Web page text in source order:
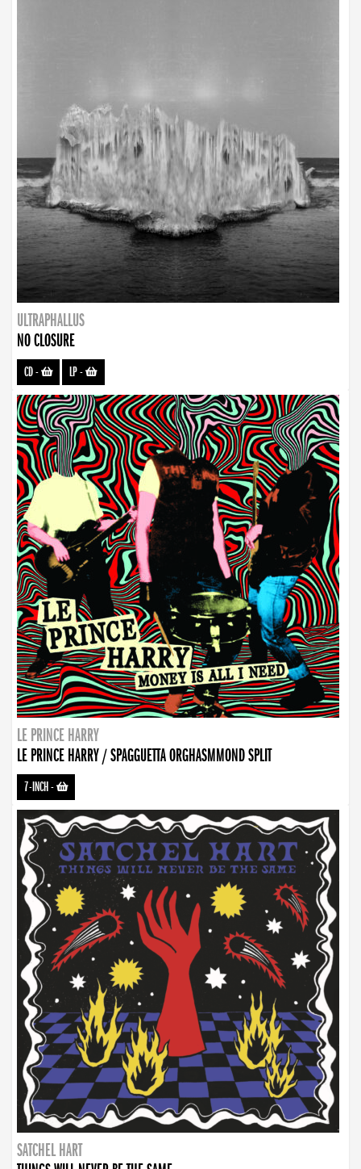
ULTRAPHALLUS
NO CLOSURE
CD- LP-
LE PRINCE HARRY
LE PRINCE HARRY / SPAGGUETTA ORGHASMMOND SPLIT
7-INCH-
SATCHEL HART